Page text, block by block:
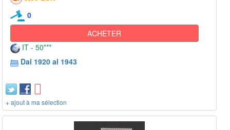
0
ACHETER
IT - 50***
Dal 1920 al 1943
+ ajout à ma sélection